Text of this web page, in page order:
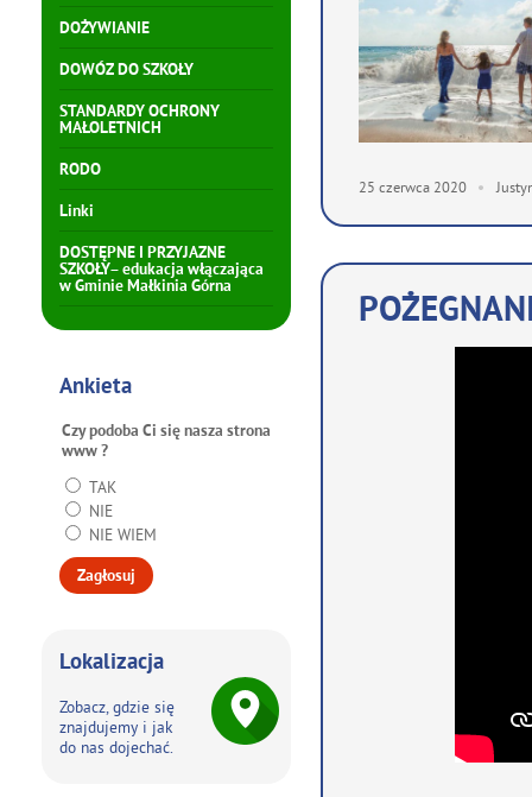
DOŻYWIANIE
DOWÓZ DO SZKOŁY
STANDARDY OCHRONY
MAŁOLETNICH
RODO
Linki
DOSTĘPNE I PRZYJAZNE
SZKOŁY– edukacja włączająca
w Gminie Małkinia Górna
Ankieta
Czy podoba Ci się nasza strona
www ?
TAK
NIE
NIE WIEM
Lokalizacja
Zobacz, gdzie się
znajdujemy i jak
do nas dojechać.
25 czerwca 2020